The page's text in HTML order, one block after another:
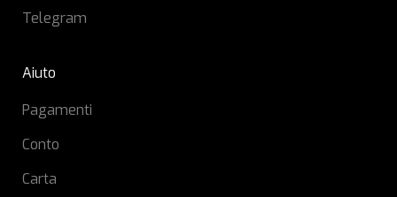
Telegram
Aiuto
Pagamenti
Conto
Carta